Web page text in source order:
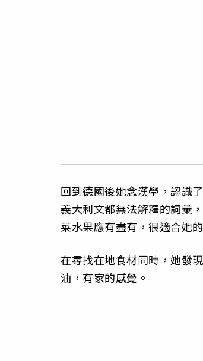
回到德國後她念漢學，認識
義大利文都無法解釋的詞彙
菜水果應有盡有，很適合她
在尋找在地食材同時，她發
油，有家的感覺。